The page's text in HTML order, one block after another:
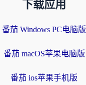
下载应用
番茄 Windows PC电脑版
番茄 macOS苹果电脑版
番茄 ios苹果手机版